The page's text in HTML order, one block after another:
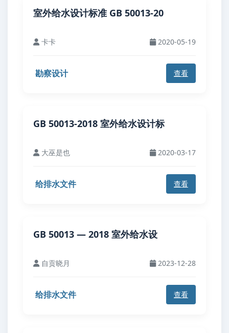
室外给水设计标准 GB 50013-20
卡卡 2020-05-19
勘察设计 查看
GB 50013-2018 室外给水设计标
大巫是也 2020-03-17
给排水文件 查看
GB 50013 — 2018 室外给水设
自贡晓月 2023-12-28
给排水文件 查看